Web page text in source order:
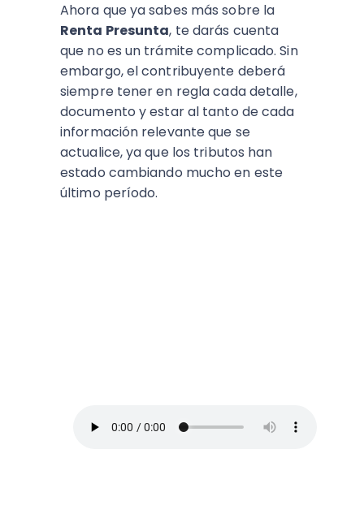
Ahora que ya sabes más sobre la
Renta Presunta, te darás cuenta
que no es un trámite complicado. Sin
embargo, el contribuyente deberá
siempre tener en regla cada detalle,
documento y estar al tanto de cada
información relevante que se
actualice, ya que los tributos han
estado cambiando mucho en este
último período.